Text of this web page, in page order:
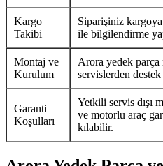
Kargo
Takibi
Siparişiniz
ile bilgilendirme
Montaj ve
Kurulum
Arora yedek
servislerden
Garanti
Koşulları
Yetkili servis dışı
ve motorlu araç
kılabilir.